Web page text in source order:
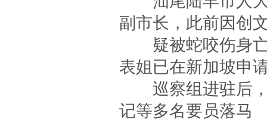
副市长，此前因创
疑被蛇咬伤身亡
表姐已在新加坡申
巡察组进驻后，
记等多名要员落马